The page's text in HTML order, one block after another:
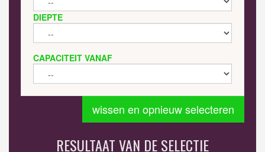
DIEPTE
CAPACITEIT VANAF
wissen en opnieuw selecteren
RESULTAAT VAN DE SELECTIE